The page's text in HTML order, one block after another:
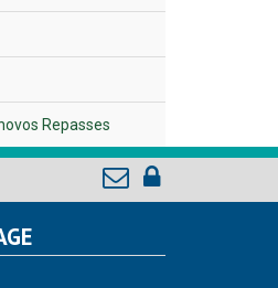
Repasses